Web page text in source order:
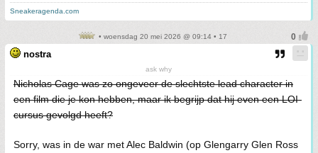
Sneakeragenda.com
• woensdag 20 mei 2026 @ 09:14 • 17
nostra
ask why
Nicholas Cage was zo ongeveer de slechtste lead character in
een film die je kon hebben, maar ik begrijp dat hij even een LOI-
cursus gevolgd heeft?
Sorry, was in de war met Alec Baldwin (op Glengarry Glen Ross